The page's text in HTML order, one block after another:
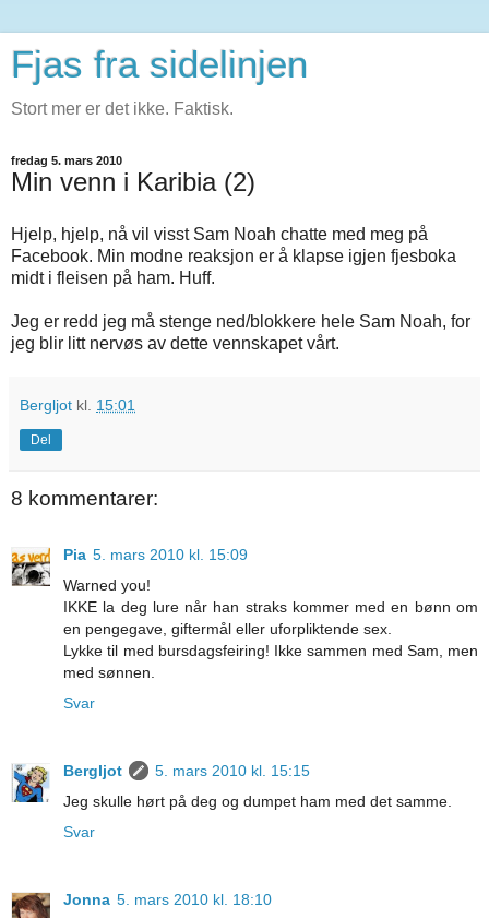
Fjas fra sidelinjen
Stort mer er det ikke. Faktisk.
fredag 5. mars 2010
Min venn i Karibia (2)
Hjelp, hjelp, nå vil visst Sam Noah chatte med meg på
Facebook. Min modne reaksjon er å klapse igjen fjesboka
midt i fleisen på ham. Huff.
Jeg er redd jeg må stenge ned/blokkere hele Sam Noah, for
jeg blir litt nervøs av dette vennskapet vårt.
Bergljot kl. 15:01
Del
8 kommentarer:
Pia 5. mars 2010 kl. 15:09
Warned you!
IKKE la deg lure når han straks kommer med en bønn om
en pengegave, giftermål eller uforpliktende sex.
Lykke til med bursdagsfeiring! Ikke sammen med Sam, men
med sønnen.
Svar
Bergljot
5. mars 2010 kl. 15:15
Jeg skulle hørt på deg og dumpet ham med det samme.
Svar
Jonna 5. mars 2010 kl. 18:10